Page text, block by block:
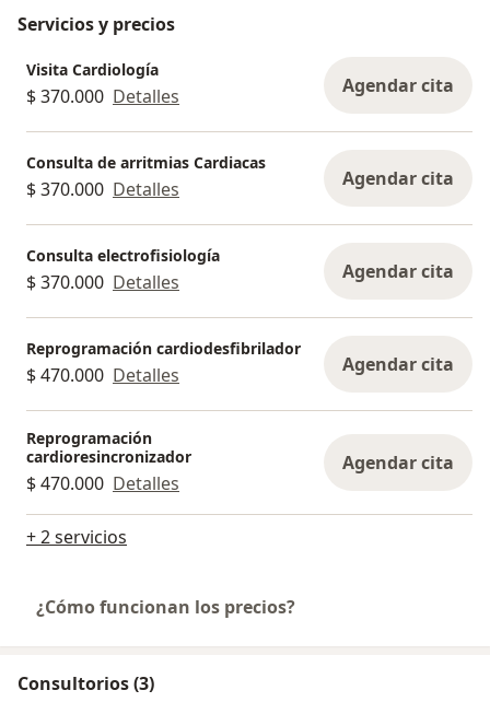
Servicios y precios
Visita Cardiología
$ 370.000 Detalles Agendar cita
Consulta de arritmias Cardiacas
$ 370.000 Detalles Agendar cita
Consulta electrofisiología
$ 370.000 Detalles Agendar cita
Reprogramación cardiodesfibrilador
$ 470.000 Detalles Agendar cita
Reprogramación
cardioresincronizador
$ 470.000 Detalles
Agendar cita
+ 2 servicios
¿Cómo funcionan los precios?
Consultorios (3)